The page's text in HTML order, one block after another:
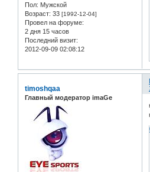
Пол: Мужской
Возраст: 33 [1992-12-04]
Провел на форуме:
2 дня 15 часов
Последний визит:
2012-09-09 02:08:12
timoshqaa
Главный модератор imaGe